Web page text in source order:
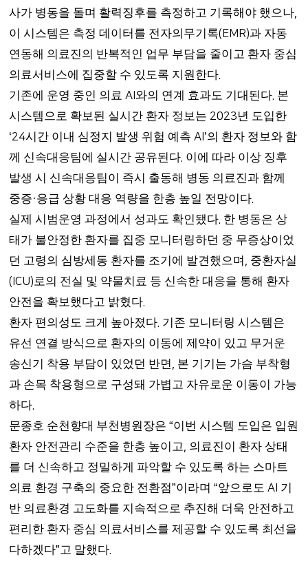
사가 병동을 돌며 활력징후를 측정하고 기록해야 했으나,
이 시스템은 측정 데이터를 전자의무기록(EMR)과 자동
연동해 의료진의 반복적인 업무 부담을 줄이고 환자 중심
의료서비스에 집중할 수 있도록 지원한다.
기존에 운영 중인 의료AI 와의 연계 효과도 기대된다. 본
시스템으로 확보된 실시간 환자 정보는 2023년 도입한
‘24시간 이내 심정지 발생 위험 예측AI’의 환자 정보와 함
께 신속대응팀에 실시간 공유된다. 이에 따라 이상 징후
발생 시 신속대응팀이 즉시 출동해 병동 의료진과 함께
중증·응급 상황 대응 역량을 한층 높일 전망이다.
실제 시범운영 과정에서 성과도 확인됐다. 한 병동은 상
태가 불안정한 환자를 집중 모니터링하던 중 무증상이었
던 고령의 심방세동 환자를 조기에 발견했으며 , 중환자실
(ICU)로의 전실 및 약물치료 등 신속한 대응을 통해 환자
안전을 확보했다고 밝혔다.
환자 편의성도 크게 높아졌다. 기존 모니터링 시스템은
유선 연결 방식으로 환자의 이동에 제약이 있고 무거운
송신기 착용 부담이 있었던 반면, 본 기기는 가슴 부착형
과 손목 착용형으로 구성돼 가볍고 자유로운 이동이 가능
하다.
문종호 순천향대 부천병원장은“이번 시스템 도입은 입원
환자 안전관리 수준을 한층 높이고, 의료진이 환자 상태
를 더 신속하고 정밀하게 파악할 수 있도록 하는 스마트
의료 환경 구축의 중요한 전환점”이라며“앞으로도AI 기
반 의료환경 고도화를 지속적으로 추진해 더욱 안전하고
편리한 환자 중심 의료서비스를 제공할 수 있도록 최선을
다하겠다”고 말했다.